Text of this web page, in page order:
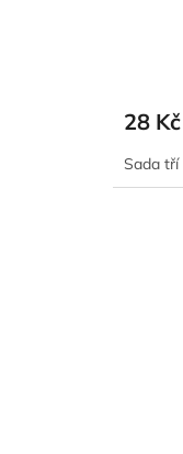
28 Kč
Sada